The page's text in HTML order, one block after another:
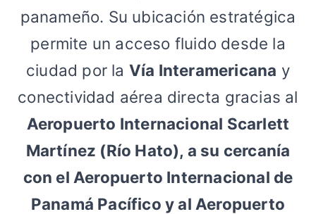
panameño. Su ubicación estratégica
permite un acceso fluido desde la
ciudad por la Vía Interamericana y
conectividad aérea directa gracias al
Aeropuerto Internacional Scarlett
Martínez (Río Hato), a su cercanía
con el Aeropuerto Internacional de
Panamá Pacífico y al Aeropuerto